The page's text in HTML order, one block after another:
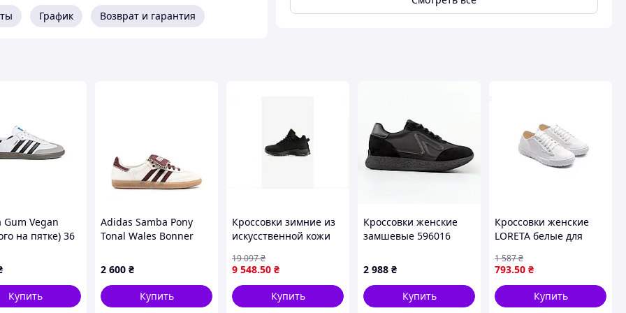
Adidas SL72 – это выбор для тех, кто ценит
График Возврат и гарантия
Gum Vegan
на пятке) 36
Купить
Adidas Samba Pony
Tonal Wales Bonner
2 600 ₴
Купить
Кроссовки зимние из
искусственной кожи
арт6201 для
комфортной носки в
холодное время
9 548.50 ₴
19 097₴
Купить
Кроссовки женские
замшевые 596016
2 988 ₴
Купить
Кроссовки женские
LORETA белые для
из 100% хлопка с
подошвой из
полиуретана
793.50 ₴
1 587₴
Купить